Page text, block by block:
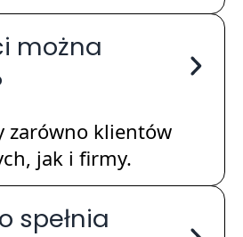
można
zarówno klientów
jak i firmy.
spełnia